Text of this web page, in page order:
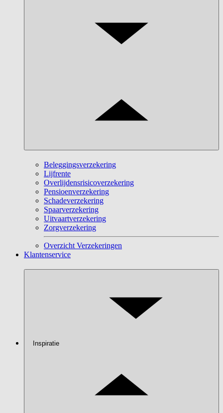
Beleggingsverzekering
Lijfrente
Overlijdensrisicoverzekering
Pensioenverzekering
Schadeverzekering
Spaarverzekering
Uitvaartverzekering
Zorgverzekering
Overzicht Verzekeringen
Klantenservice
Inspiratie